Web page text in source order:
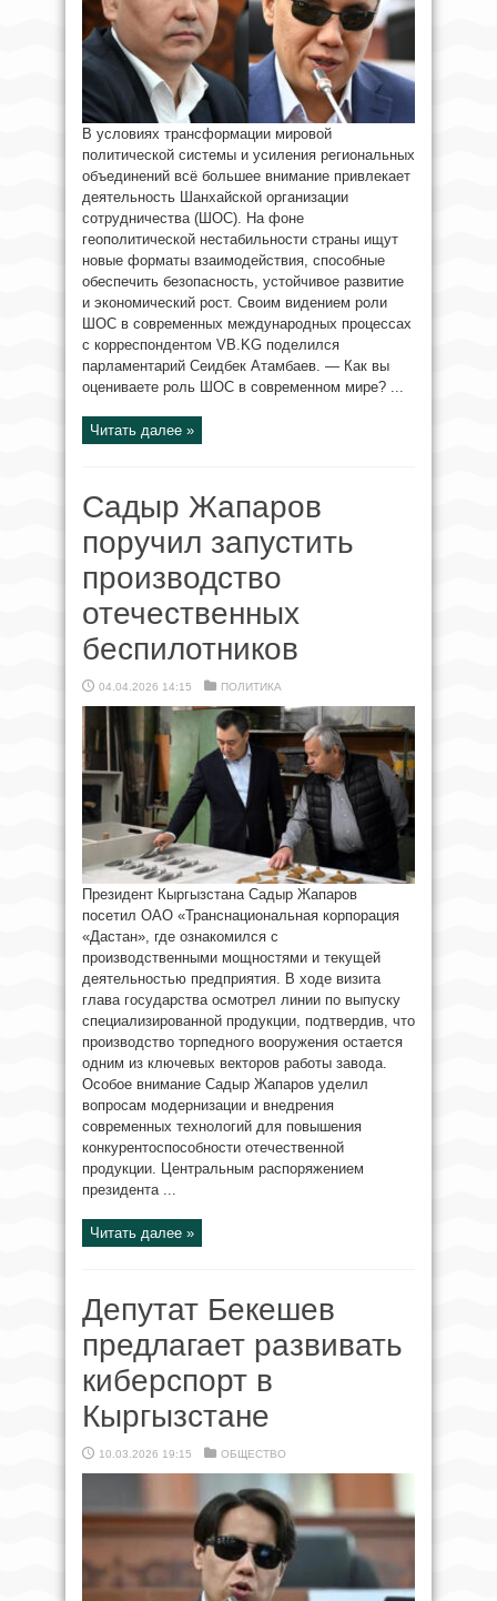
В условиях трансформации мировой
политической системы и усиления региональных
объединений всё большее внимание привлекает
деятельность Шанхайской организации
сотрудничества (ШОС). На фоне
геополитической нестабильности страны ищут
новые форматы взаимодействия, способные
обеспечить безопасность, устойчивое развитие
и экономический рост. Своим видением роли
ШОС в современных международных процессах
с корреспондентом VB.KG поделился
парламентарий Сеидбек Атамбаев. — Как вы
оцениваете роль ШОС в современном мире? ...
Читать далее »
Садыр Жапаров
поручил запустить
производство
отечественных
беспилотников
04.04.2026 14:15 ПОЛИТИКА
Президент Кыргызстана Садыр Жапаров
посетил ОАО «Транснациональная корпорация
«Дастан», где ознакомился с
производственными мощностями и текущей
деятельностью предприятия. В ходе визита
глава государства осмотрел линии по выпуску
специализированной продукции, подтвердив, что
производство торпедного вооружения остается
одним из ключевых векторов работы завода.
Особое внимание Садыр Жапаров уделил
вопросам модернизации и внедрения
современных технологий для повышения
конкурентоспособности отечественной
продукции. Центральным распоряжением
президента ...
Читать далее »
Депутат Бекешев
предлагает развивать
киберспорт в
Кыргызстане
10.03.2026 19:15 ОБЩЕСТВО